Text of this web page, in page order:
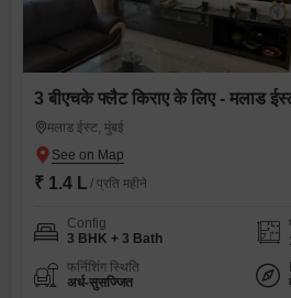
3 बीएचके फ्लैट किराए के लिए - मलाड
मलाड ईस्ट, मुंबई
₹ 1.4 L / प्रति महीने
Config
3 BHK + 3 Bath
फर्निशिंग स्थिति
अर्ध-सुसज्जित